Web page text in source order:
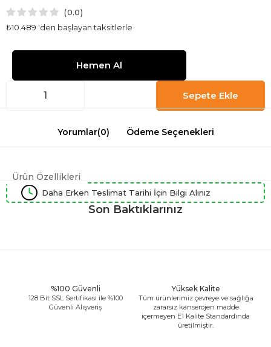
0.0
₺10.489 'den başlayan taksitlerle
Yorumlar(0) Ödeme Seçenekleri
Ürün Özellikleri
Daha Erken Teslimat Tarihi İçin Bilgi Alınız
Son Baktıklarınız
%100 Güvenli
128 Bit SSL Sertifikası ile %100
Güvenli Alışveriş
Yüksek Kalite
Tüm ürünlerimiz çevreye ve sağlığa
zararsız kanserojen madde
içermeyen E1 Kalite Standardında
üretilmiştir.